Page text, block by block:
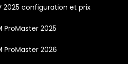
2025 configuration et prix
ProMaster 2025
ProMaster 2026